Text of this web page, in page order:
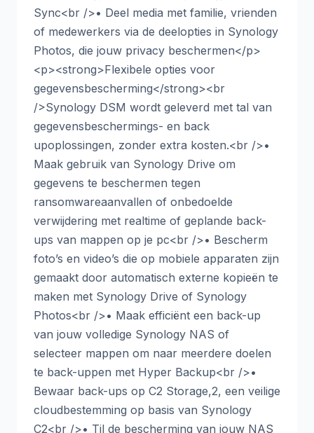
Sync<br />• Deel media met familie, vrienden
of medewerkers via de deelopties in Synology
Photos, die jouw privacy beschermen</p>
<p><strong>Flexibele opties voor
gegevensbescherming</strong><br
/>Synology DSM wordt geleverd met tal van
gegevensbeschermings- en back
upoplossingen, zonder extra kosten.<br />•
Maak gebruik van Synology Drive om
gegevens te beschermen tegen
ransomwareaanvallen of onbedoelde
verwijdering met realtime of geplande back-
ups van mappen op je pc<br />• Bescherm
foto’s en video’s die op mobiele apparaten zijn
gemaakt door automatisch externe kopieën te
maken met Synology Drive of Synology
Photos<br />• Maak efficiënt een back-up
van jouw volledige Synology NAS of
selecteer mappen om naar meerdere doelen
te back-uppen met Hyper Backup<br />•
Bewaar back-ups op C2 Storage,2, een veilige
cloudbestemming op basis van Synology
C2<br />• Til de bescherming van jouw NAS